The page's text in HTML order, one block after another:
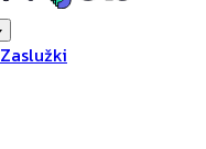
Zaslužki